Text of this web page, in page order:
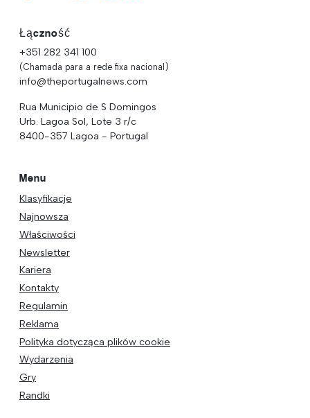
Łączność
+351 282 341 100
(Chamada para a rede fixa nacional)
info@theportugalnews.com
Rua Municipio de S Domingos
Urb. Lagoa Sol, Lote 3 r/c
8400-357 Lagoa - Portugal
Menu
Klasyfikacje
Najnowsza
Właściwości
Newsletter
Kariera
Kontakty
Regulamin
Reklama
Polityka dotycząca plików cookie
Wydarzenia
Gry
Randki